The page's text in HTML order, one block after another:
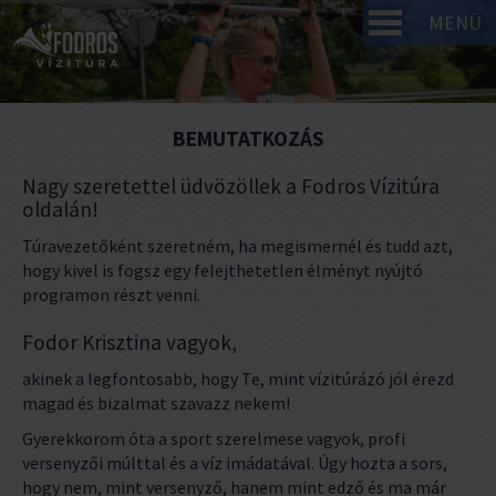
MENÜ
BEMUTATKOZÁS
Nagy szeretettel üdvözöllek a Fodros Vízitúra
oldalán!
Túravezetőként szeretném, ha megismernél és tudd azt,
hogy kivel is fogsz egy felejthetetlen élményt nyújtó
programon részt venni.
Fodor Krisztina vagyok,
akinek a legfontosabb, hogy Te, mint vízitúrázó jól érezd
magad és bizalmat szavazz nekem!
Gyerekkorom óta a sport szerelmese vagyok, profi
versenyzői múlttal és a víz imádatával. Úgy hozta a sors,
hogy nem, mint versenyző, hanem mint edző és ma már